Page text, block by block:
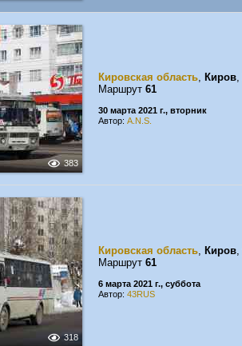
383
Кировская область, Киров,
Маршрут 61
30 марта 2021 г., вторник
Автор: A.N.S.
318
Кировская область, Киров,
Маршрут 61
6 марта 2021 г., суббота
Автор: 43RUS